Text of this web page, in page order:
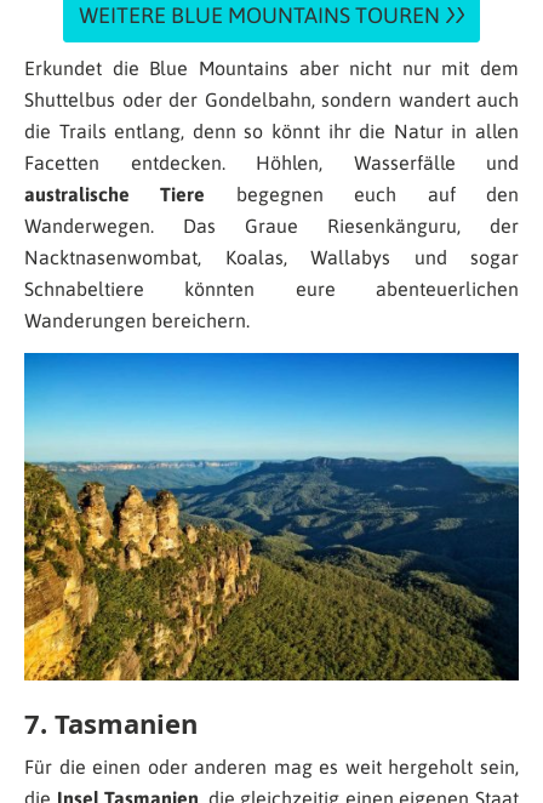
WEITERE BLUE MOUNTAINS TOUREN
Erkundet die Blue Mountains aber nicht nur mit dem
Shuttelbus oder der Gondelbahn, sondern wandert auch
die Trails entlang, denn so könnt ihr die Natur in allen
Facetten entdecken. Höhlen, Wasserfälle und
australische Tiere begegnen euch auf den
Wanderwegen. Das Graue Riesenkänguru, der
Nacktnasenwombat, Koalas, Wallabys und sogar
Schnabeltiere könnten eure abenteuerlichen
Wanderungen bereichern.
7. Tasmanien
Für die einen oder anderen mag es weit hergeholt sein,
die Insel Tasmanien , die gleichzeitig einen eigenen Staat